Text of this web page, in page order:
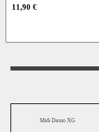
11,90 €
Midi Demo XG